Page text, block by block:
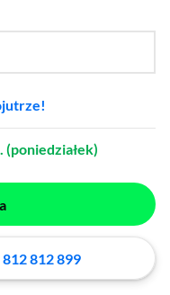
…
(poniedziałek)
812 899